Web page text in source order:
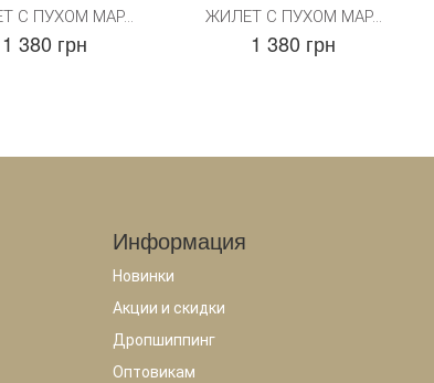
С ПУХОМ МАР...
1 380 грн
ЖИЛЕТ С ПУХОМ МАР...
1 380 грн
Информация
Новинки
Акции и скидки
Дропшиппинг
Оптовикам